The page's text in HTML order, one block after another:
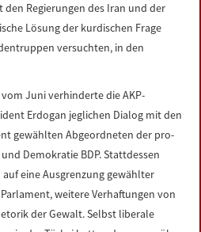
den Regierungen des Iran und der
Lösung der kurdischen Frage
versuchten, in den
Juni verhinderte die AKP-
Erdogan jeglichen Dialog mit den
gewählten Abgeordneten der pro-
Demokratie BDP. Stattdessen
eine Ausgrenzung gewählter
weitere Verhaftungen von
der Gewalt. Selbst liberale